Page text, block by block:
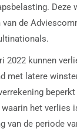
Deze
de
2022 kunnen
met latere
het verlies
van de periode